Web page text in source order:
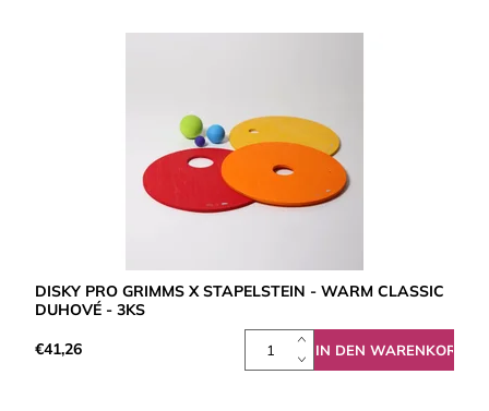
DISKY PRO GRIMMS X STAPELSTEIN - WARM CLASSIC
DUHOVÉ - 3KS
€41,26